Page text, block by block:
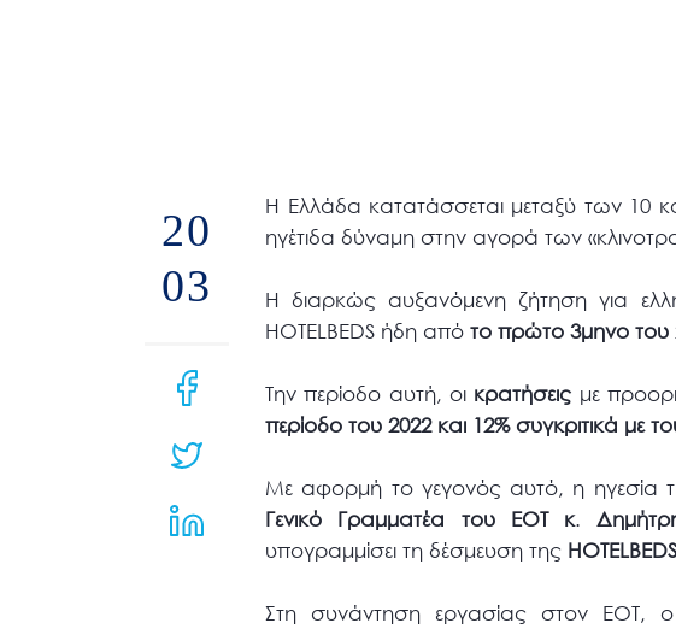
20
03
Η Ελλάδα κατατάσσεται μεταξύ των
ηγέτιδα δύναμη στην αγορά των
Η διαρκώς αυξανόμενη ζήτηση για
HOTELBEDS ήδη απότο πρώτο 3μηνο του
Την περίοδο αυτή, οι κρατήσεις με
περίοδο του 2022 και 12% συγκριτικά με
Με αφορμή το γεγονός αυτό, η ηγεσία
Γενικό Γραμματέα του ΕΟΤ κ.
υπογραμμίσει τη δέσμευση της HOTELBEDS
Στη συνάντηση εργασίας στον ΕΟΤ,